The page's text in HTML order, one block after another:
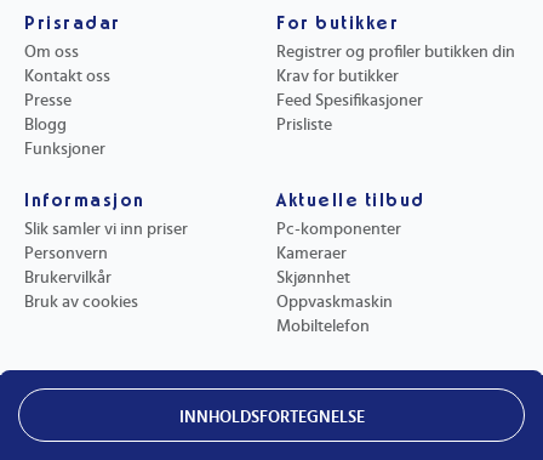
INNHOLDSFORTEGNELSE
butikker og beskrivelser, oppdateres daglig for å hjelpe deg med å
ta trygge og velinformerte kjøpsbeslutninger. Vi viser kun én
representant per smartklokke for å unngå duplikater, og noen
produkter kan vises uten aktive tilbud, slik at du får et komplett
bilde av markedet.
Prisradar
Om oss
Kontakt oss
Presse
Blogg
Funksjoner
For butikker
Registrer og profiler butikken din
Krav for butikker
Feed Spesifikasjoner
Prisliste
Informasjon
Slik samler vi inn priser
Personvern
Brukervilkår
Bruk av cookies
Aktuelle tilbud
Pc-komponenter
Kameraer
Skjønnhet
Oppvaskmaskin
Mobiltelefon